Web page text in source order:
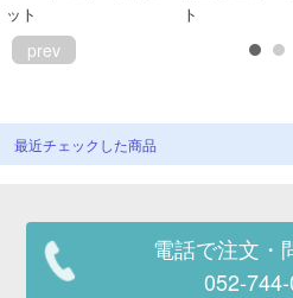
ット
ト
prev
最近チェックした商品
電話で注文・
052-